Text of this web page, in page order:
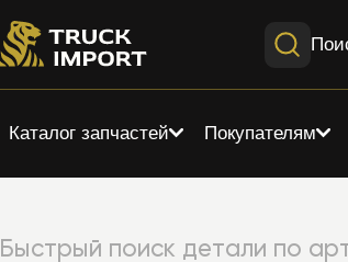
Каталог запчастей Покупателям
Быстрый поиск детали по